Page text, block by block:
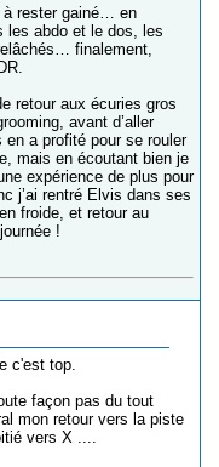
à rester gainé… en
les abdo et le dos, les
finalement,
retour aux écuries gros
avant d’aller
a profité pour se rouler
mais en écoutant bien je
expérience de plus pour
j’ai rentré Elvis dans ses
froide, et retour au
!
c'est top.
façon pas du tout
mon retour vers la piste
vers X ....